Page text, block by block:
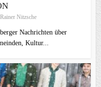
Rainer Nitzsche
Nachrichten über
Kultur...